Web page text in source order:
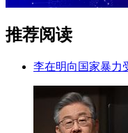
推荐阅读
李在明向国家暴力